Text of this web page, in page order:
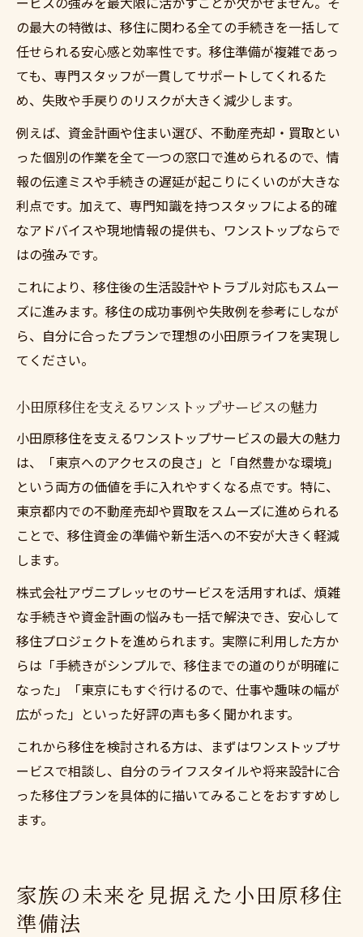
の最大の特徴は、移住に関わる全ての手続きを一括して
任せられる安心感と効率性です。移住準備が複雑であっ
ても、専門スタッフが一貫してサポートしてくれるた
め、失敗や手戻りのリスクが大きく減少します。
例えば、資金計画や住まい選び、不動産売却・買取とい
った個別の作業を全て一つの窓口で進められるので、情
報の伝達ミスや手続きの遅延が起こりにくいのが大きな
利点です。加えて、専門知識を持つスタッフによる的確
なアドバイスや現地情報の提供も、ワンストップならで
はの強みです。
これにより、移住後の生活設計やトラブル対応もスムー
ズに進みます。移住の成功事例や失敗例を参考にしなが
ら、自分に合ったプランで理想の小田原ライフを実現し
てください。
小田原移住を支えるワンストップサービスの魅力
小田原移住を支えるワンストップサービスの最大の魅力
は、「東京へのアクセスの良さ」と「自然豊かな環境」
という両方の価値を手に入れやすくなる点です。特に、
東京都内での不動産売却や買取をスムーズに進められる
ことで、移住資金の準備や新生活への不安が大きく軽減
します。
株式会社アヴニプレッセのサービスを活用すれば、煩雑
な手続きや資金計画の悩みも一括で解決でき、安心して
移住プロジェクトを進められます。実際に利用した方か
らは「手続きがシンプルで、移住までの道のりが明確に
なった」「東京にもすぐ行けるので、仕事や趣味の幅が
広がった」といった好評の声も多く聞かれます。
これから移住を検討される方は、まずはワンストップサ
ービスで相談し、自分のライフスタイルや将来設計に合
った移住プランを具体的に描いてみることをおすすめし
ます。
家族の未来を見据えた小田原移住
準備法